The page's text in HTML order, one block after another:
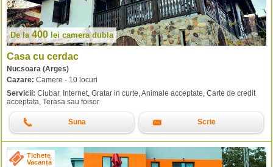
De la 400 lei camera dubla
Casa cu cerdac
Nucsoara (Arges)
Cazare: Camere - 10 locuri
Servicii: Ciubar, Internet, Gratar in curte, Animale acceptate, Carte de credit
acceptata, Terasa sau foisor
Suna Scrie
Tichete
Vacanță